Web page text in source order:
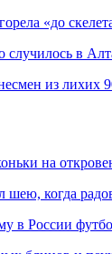
«до
в
из лихих
на
шею, когда
в России